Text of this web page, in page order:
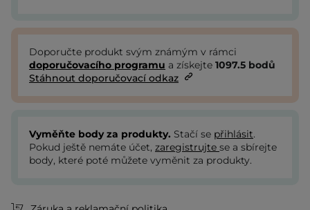
Doporučte produkt svým známým v rámci
doporučovacího programu a získejte 1097.5 bodů
Stáhnout doporučovací odkaz
Vyměňte body za produkty. Stačí se přihlásit.
Pokud ještě nemáte účet, zaregistrujte se a sbírejte
body, které poté můžete vyměnit za produkty.